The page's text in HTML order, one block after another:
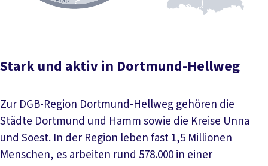
Stark und aktiv in Dortmund-Hellweg
Zur DGB-Region Dortmund-Hellweg gehören die
Städte Dortmund und Hamm sowie die Kreise Unna
und Soest. In der Region leben fast 1,5 Millionen
Menschen, es arbeiten rund 578.000 in einer